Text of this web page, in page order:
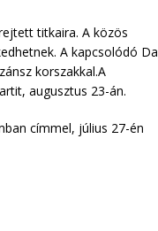
titkaira. A közös
A kapcsolódó Da
korszakkal.A
augusztus 23-án.
címmel, július 27-én